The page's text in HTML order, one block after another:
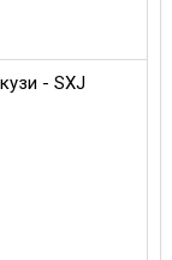
- SXJ